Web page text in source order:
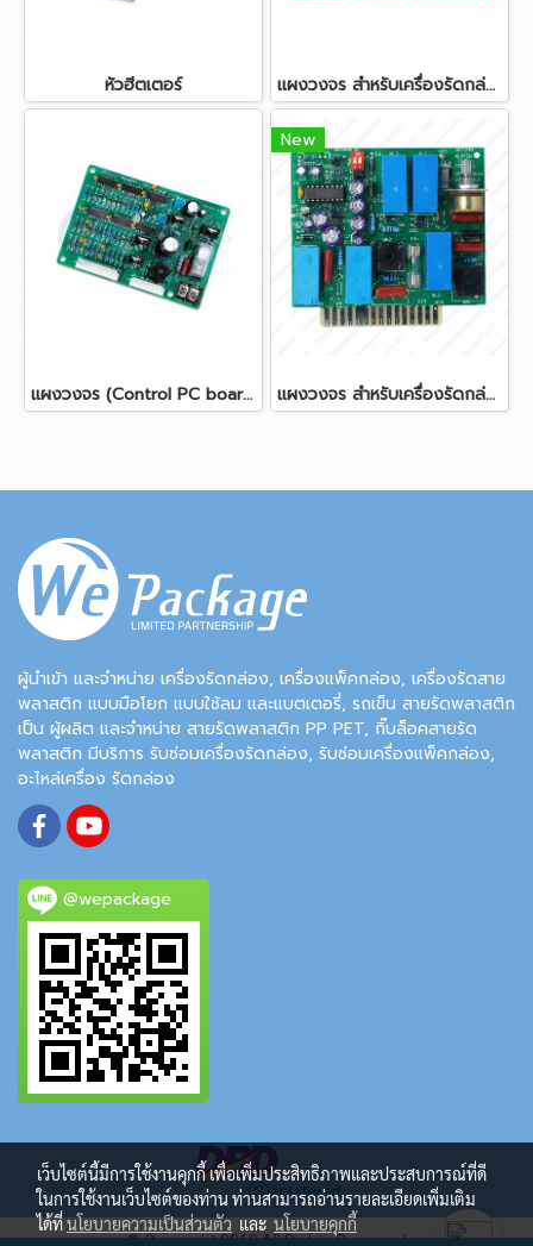
หัวฮีตเตอร์ แผงวงจร สำหรับเครื่องรัดกล่อง CHALi รุ่น JN-740, JN-740L, JN-600
แผงวงจร (Control PC board)
New
แผงวงจร สำหรับเครื่องรัดกล่องกึ่งอัตโนมัติ แผงเสียบ
ผู้นำเข้า และจำหน่าย เครื่องรัดกล่อง, เครื่องแพ็คกล่อง, เครื่องรัดสาย
พลาสติก แบบมือโยก แบบใช้ลม และแบตเตอรี่, รถเข็น สายรัดพลาสติก
เป็น ผู้ผลิต และจำหน่าย สายรัดพลาสติก PP PET, กิ๊บล็อคสายรัด
พลาสติก มีบริการ รับซ่อมเครื่องรัดกล่อง, รับซ่อมเครื่องแพ็คกล่อง,
อะไหล่เครื่อง รัดกล่อง
@wepackage
© Copyright 2019 All Rights Reserved
เว็บไซต์นี้มีการใช้งานคุกกี้ เพื่อเพิ่มประสิทธิภาพและประสบการณ์ที่ดี
ในการใช้งานเว็บไซต์ของท่าน ท่านสามารถอ่านรายละเอียดเพิ่มเติม
ได้ที่นโยบายความเป็นส่วนตัวและนโยบายคุกกี้